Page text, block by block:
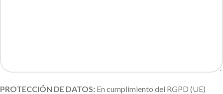
PROTECCIÓN DE DATOS: En cumplimiento del RGPD (UE)